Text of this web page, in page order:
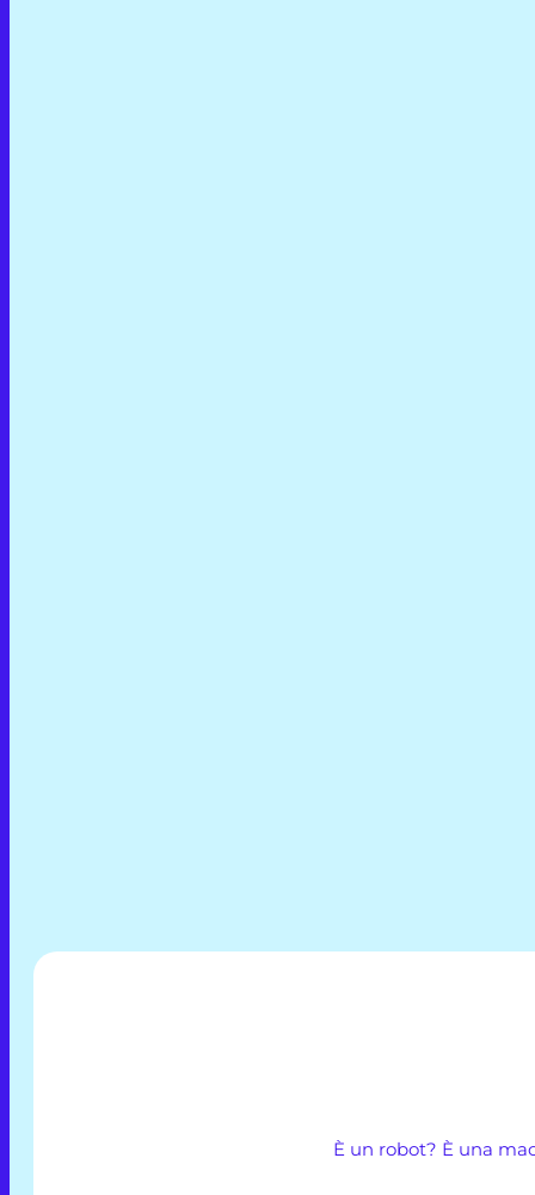
È un robot? È una